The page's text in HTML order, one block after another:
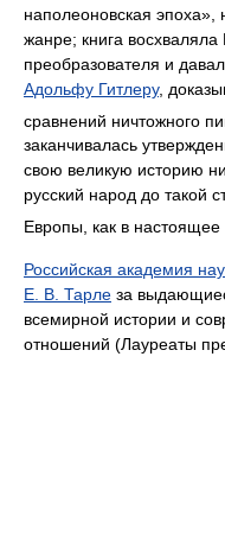
наполеоновская эпоха»,
жанре; книга
преобразователя и
Адольфу Гитлеру,
сравнений ничтожного
заканчивалась
свою великую историю
русский народ до такой
Европы, как в
Российская академия
Е. В. Тарле за
всемирной истории и
отношений (Лауреаты